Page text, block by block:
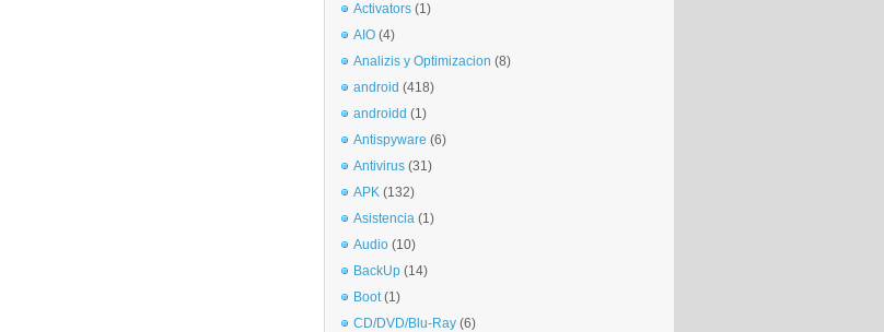
Activators (1)
AIO (4)
Analizis y Optimizacion (8)
android (418)
androidd (1)
Antispyware (6)
Antivirus (31)
APK (132)
Asistencia (1)
Audio (10)
BackUp (14)
Boot (1)
CD/DVD/Blu-Ray (6)